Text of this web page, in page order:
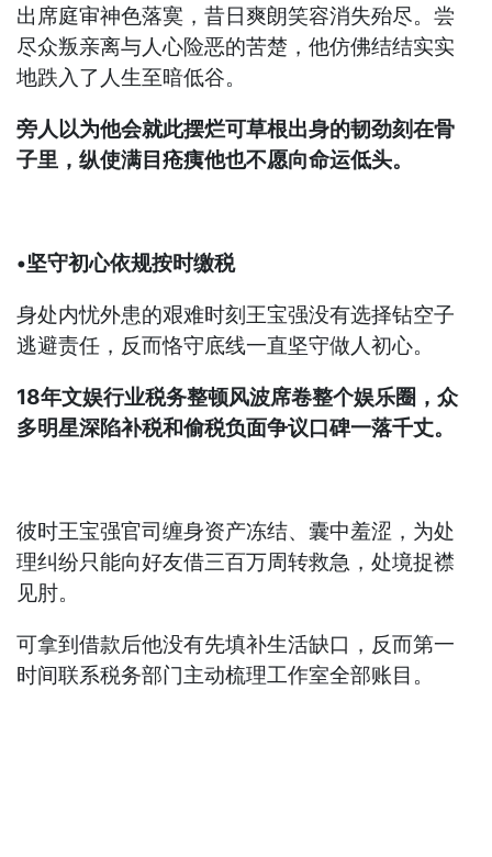
出席庭审神色落寞，昔日爽朗笑容消失殆尽。尝
尽众叛亲离与人心险恶的苦楚，他仿佛结结实实
地跌入了人生至暗低谷。
旁人以为他会就此摆烂可草根出身的韧劲刻在骨
子里，纵使满目疮痍他也不愿向命运低头。
•坚守初心依规按时缴税
身处内忧外患的艰难时刻王宝强没有选择钻空子
逃避责任，反而恪守底线一直坚守做人初心。
18年文娱行业税务整顿风波席卷整个娱乐圈，众
多明星深陷补税和偷税负面争议口碑一落千丈。
彼时王宝强官司缠身资产冻结、囊中羞涩，为处
理纠纷只能向好友借三百万周转救急，处境捉襟
见肘。
可拿到借款后他没有先填补生活缺口，反而第一
时间联系税务部门主动梳理工作室全部账目。